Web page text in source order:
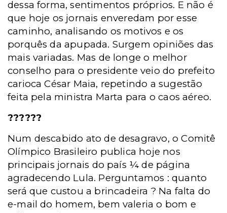
dessa forma, sentimentos próprios. E não é
que hoje os jornais enveredam por esse
caminho, analisando os motivos e os
porquês da apupada. Surgem opiniões das
mais variadas. Mas de longe o melhor
conselho para o presidente veio do prefeito
carioca César Maia, repetindo a sugestão
feita pela ministra Marta para o caos aéreo.
??????
Num descabido ato de desagravo, o Comitê
Olímpico Brasileiro publica hoje nos
principais jornais do país ¼ de página
agradecendo Lula. Perguntamos : quanto
será que custou a brincadeira ? Na falta do
e-mail do homem, bem valeria o bom e